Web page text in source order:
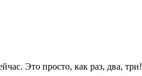
Это просто, как раз, два, три!